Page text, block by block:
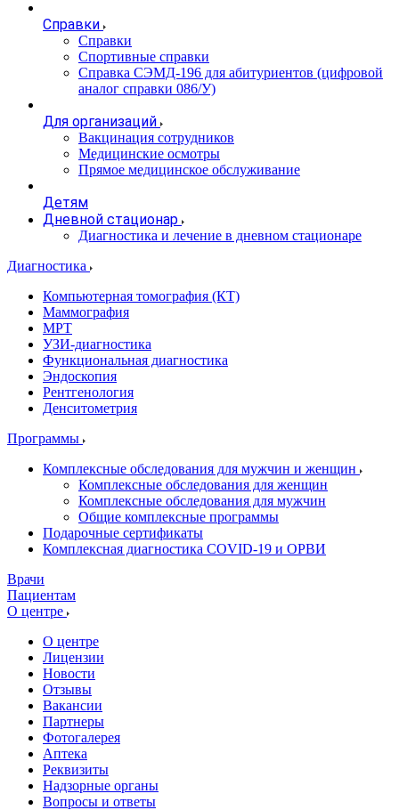
Справки
Справки
Спортивные справки
Справка СЭМД‑196 для абитуриентов (цифровой
аналог справки 086/У)
Для организаций
Вакцинация сотрудников
Медицинские осмотры
Прямое медицинское обслуживание
Детям
Дневной стационар
Диагностика и лечение в дневном стационаре
Диагностика
Компьютерная томография (КТ)
Маммография
МРТ
УЗИ-диагностика
Функциональная диагностика
Эндоскопия
Рентгенология
Денситометрия
Программы
Комплексные обследования для мужчин и женщин
Комплексные обследования для женщин
Комплексные обследования для мужчин
Общие комплексные программы
Подарочные сертификаты
Комплексная диагностика COVID-19 и ОРВИ
Врачи
Пациентам
О центре
О центре
Лицензии
Новости
Отзывы
Вакансии
Партнеры
Фотогалерея
Аптека
Реквизиты
Надзорные органы
Вопросы и ответы